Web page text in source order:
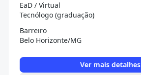
EaD / Virtual
Tecnólogo (graduação)
Barreiro
Belo Horizonte/MG
Ver mais detalhes